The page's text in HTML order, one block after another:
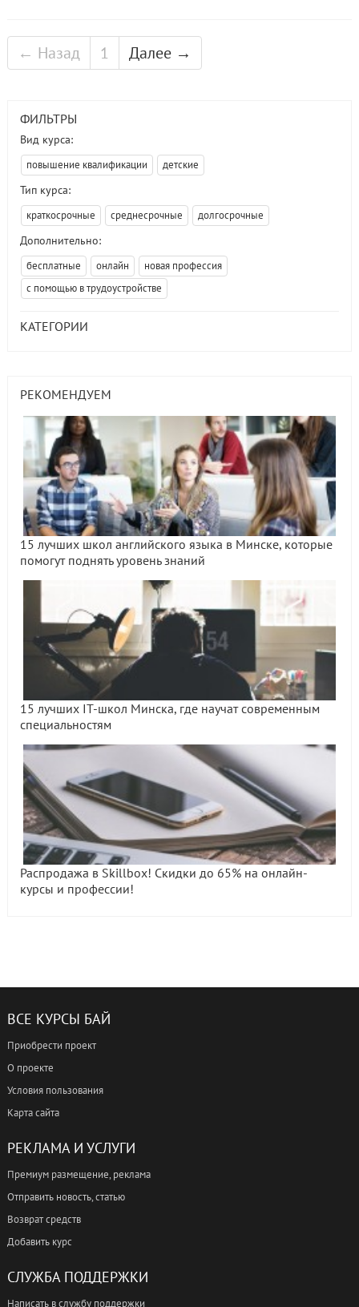
← Назад 1 Далее →
ФИЛЬТРЫ
Вид курса:
повышение квалификации детские
Тип курса:
краткосрочные среднесрочные долгосрочные
Дополнительно:
бесплатные онлайн
новая профессия
с помощью в трудоустройстве
КАТЕГОРИИ
РЕКОМЕНДУЕМ
15 лучших школ английского языка в Минске, которые
помогут поднять уровень знаний
15 лучших IT-школ Минска, где научат современным
специальностям
Распродажа в Skillbox! Скидки до 65% на онлайн-
курсы и профессии!
ВСЕ КУРСЫ БАЙ
Приобрести проект
О проекте
Условия пользования
Карта сайта
РЕКЛАМА И УСЛУГИ
Премиум размещение, реклама
Отправить новость, статью
Возврат средств
Добавить курс
СЛУЖБА ПОДДЕРЖКИ
Написать в службу поддержки